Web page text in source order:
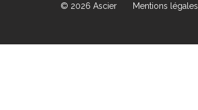
© 2026 Ascier Mentions légales